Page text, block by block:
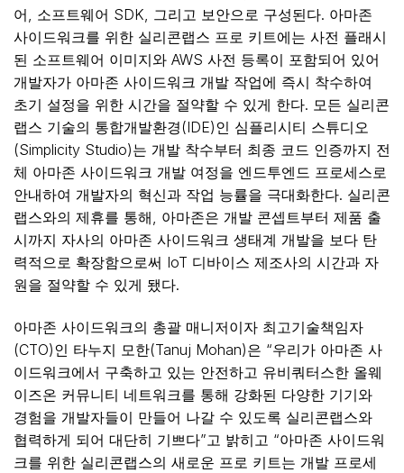
어, 소프트웨어 SDK, 그리고 보안으로 구성된다. 아마존
사이드워크를 위한 실리콘랩스 프로 키트에는 사전 플래시
된 소프트웨어 이미지와 AWS 사전 등록이 포함되어 있어
개발자가 아마존 사이드워크 개발 작업에 즉시 착수하여
초기 설정을 위한 시간을 절약할 수 있게 한다. 모든 실리콘
랩스 기술의 통합개발환경(IDE)인 심플리시티 스튜디오
(Simplicity Studio)는 개발 착수부터 최종 코드 인증까지 전
체 아마존 사이드워크 개발 여정을 엔드투엔드 프로세스로
안내하여 개발자의 혁신과 작업 능률을 극대화한다. 실리콘
랩스와의 제휴를 통해, 아마존은 개발 콘셉트부터 제품 출
시까지 자사의 아마존 사이드워크 생태계 개발을 보다 탄
력적으로 확장함으로써 IoT 디바이스 제조사의 시간과 자
원을 절약할 수 있게 됐다.
아마존 사이드워크의 총괄 매니저이자 최고기술책임자
(CTO)인 타누지 모한(Tanuj Mohan)은 “우리가 아마존 사
이드워크에서 구축하고 있는 안전하고 유비쿼터스한 올웨
이즈온 커뮤니티 네트워크를 통해 강화된 다양한 기기와
경험을 개발자들이 만들어 나갈 수 있도록 실리콘랩스와
협력하게 되어 대단히 기쁘다”고 밝히고 “아마존 사이드워
크를 위한 실리콘랩스의 새로운 프로 키트는 개발 프로세